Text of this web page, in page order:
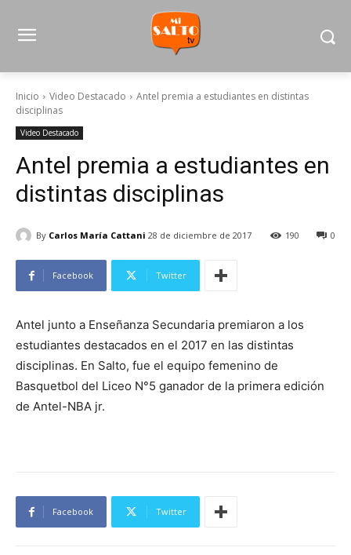
Inicio Video Destacado
Antel premia a estudiantes en distintas
disciplinas
Video Destacado
Antel premia a estudiantes en
distintas disciplinas
By Carlos María Cattani 28 de diciembre de 2017 0
190
Facebook Twitter
Antel junto a Enseñanza Secundaria premiaron a los
estudiantes destacados en el 2017 en las distintas
disciplinas. En Salto, fue el equipo femenino de
Basquetbol del Liceo N°5 ganador de la primera edición
de Antel-NBA jr.
Facebook Twitter